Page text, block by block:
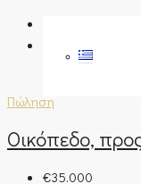
Πώληση
Οικόπεδο,
€35.000